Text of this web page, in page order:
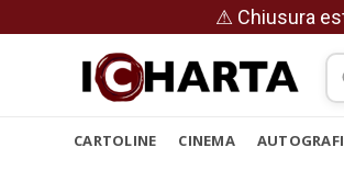
⚠ Chiusura
CARTOLINE CINEMA AUTOGRAFI